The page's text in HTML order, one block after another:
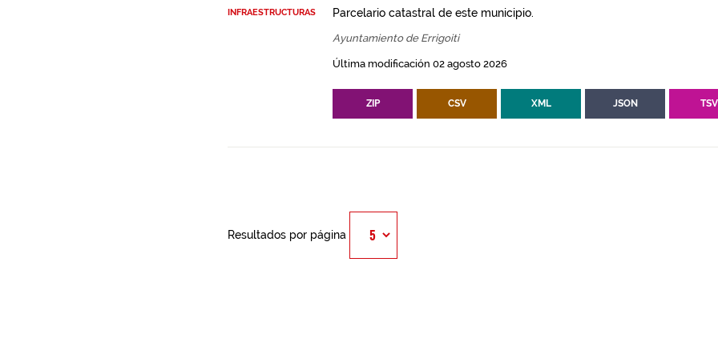
INFRAESTRUCTURAS
Parcelario catastral de este municipio.
Ayuntamiento de Errigoiti
Última modificación 02 agosto 2026
ZIP CSV XML JSON TSV
Resultados por página